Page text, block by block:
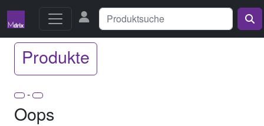
Produkte
-
Oops